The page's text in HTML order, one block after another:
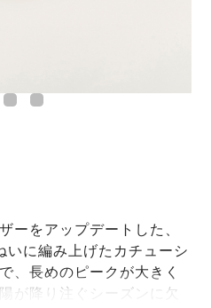
ーをアップデートした、
いに編み上げたカチューシ
、長めのピークが大きく
が降り注ぐシーズンに欠